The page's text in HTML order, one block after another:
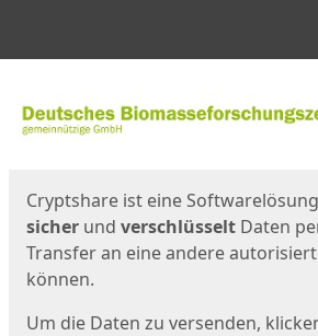
Cryptshare ist eine
sicher und verschlüsselt Daten
Transfer an eine andere
können.
Um die Daten zu versenden,